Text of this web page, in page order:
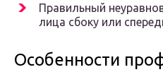
Правильный
лица сбоку или
Особенности